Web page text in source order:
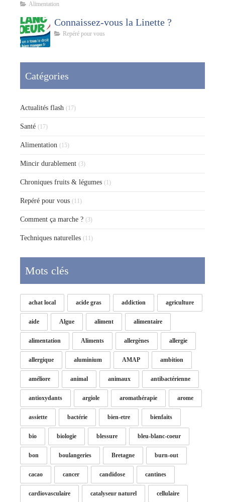
Alimentation
Connaissez-vous la Linette ?
Repéré pour vous
Catégories
Actualités flash (17)
Santé (17)
Alimentation (15)
Mincir durablement (3)
Chroniques fruits & légumes (1)
Repéré pour vous (11)
Comment ça marche ? (3)
Techniques naturelles (11)
Mots clés
achat local acide gras addiction agriculture
aide Algue aliment alimentaire
alimentation Aliments allergènes allergie
allergique aluminium AMAP ambition
améliore animal animaux antibactérienne
antioxydants argiole aromathérapie arome
assiette bactérie bien-etre bienfaits
bio biologie blessure bleu-blanc-coeur
bon boulangeries Bretagne burn-out
cacao cancer candidose cantines
cardiovasculaire catalyseur naturel cellulaire